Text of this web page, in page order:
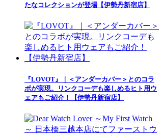
たなコレクションが登場【伊勢丹新宿店】
『LOVOT』｜＜アンダーカバー＞とのコラ
ボが実現。リンクコーデも楽しめるヒト用ウ
ェアもご紹介！【伊勢丹新宿店】